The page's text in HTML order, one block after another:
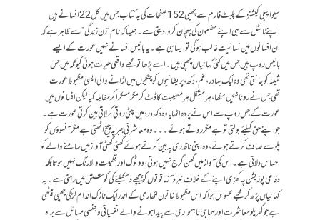
سیوا پبلی کیشنز کے پلیٹ فارم سے چھپی 152 صفحات کی یہ کتاب جس میں کل 22 افسانے ہیں
اپنے ٹائٹل سے ہی اپنے مضمون کی پہچان کروا دیتی ہے۔ جیسا کہ نام “زن زندگی” سے ظاہر ہے کہ
ان افسانوں میں نسائیت غالب ہو گی تو ایسا ہی ہے۔ یہ بائیس افسانے نہیں عورت کے ایسے
بائیس روپ ہیں جس میں کئی کہانیاں چھپی ہیں۔ اسے پڑھا تو مجھے واقعی حیرت ہوئی کیونکہ میں جس
ثمینہ کو جانتی تھی وہ ایک بہادر ،غم ،دکھ ،پریشانیوں کو چٹکیوں میں اڑانے والی ایسی مظبوط عورت
تھی جس نے رونا نہیں سیکھا ،ہر مشکل ہر مصیبت کا ڈٹ کر مگر مسکرا کر مقابلہ کیا لیکن افسانوں میں
عورت کے جس روپ سے اس نے پردہ اٹھایا وہ دکھ درد میں لپٹی روتی کرلاتی بین کرتی عورت ہے۔
جو اپنے حق کیلئے بولتی تو ہے مگر روتے ہوئے۔۔۔وہ معاشرتی جبر پہ چیخ اٹھتی ہے مگر آنسوؤں کو
پلو سے صاف کرتے ہوئے ،وہ اپنی ناقدری پہ بین کرتے ہوئے گھٹی گھٹی آواز میں سامنے والے کو
احساس دلاتی ہے۔اس کی آواز میں گھن گرج نہیں ہوتی ،دو ٹوک اور قطیعت والا رنگ نہیں ہوتا بلکہ
دفاعی پوزیشن پہ کھڑی اپنے کے خلاف نبرد آزما قوتوں کو پیچھے دھکیلنے کی کوشش میں رہتی ہے۔ یہ
کہانیاں پڑھ کر مجھے محسوس ہوا کہ اس مظبوط خاتون لکھاری کے اندر ایک نازک اندام لڑکی چھپی بیٹھی
ہے جو گھریلو معاشرت اور سماجی ناہمواری سے پیدا ہونے والے نفسیاتی و جنسی مسائل سے براہ